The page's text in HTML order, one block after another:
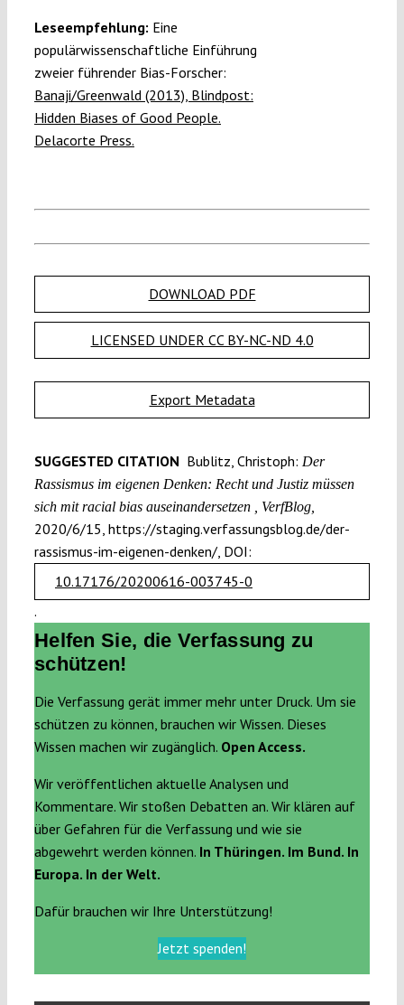
Leseempfehlung: Eine
populärwissenschaftliche Einführung
zweier führender Bias-Forscher:
Banaji/Greenwald (2013), Blindpost:
Hidden Biases of Good People.
Delacorte Press.
DOWNLOAD PDF
LICENSED UNDER CC BY-NC-ND 4.0
Export Metadata
SUGGESTED CITATION Bublitz, Christoph: Der
Rassismus im eigenen Denken: Recht und Justiz müssen
sich mit racial bias auseinandersetzen , VerfBlog,
2020/6/15, https://staging.verfassungsblog.de/der-
rassismus-im-eigenen-denken/, DOI:
10.17176/20200616-003745-0
.
Helfen Sie, die Verfassung zu
schützen!
Die Verfassung gerät immer mehr unter Druck. Um sie
schützen zu können, brauchen wir Wissen. Dieses
Wissen machen wir zugänglich. Open Access.
Wir veröffentlichen aktuelle Analysen und
Kommentare. Wir stoßen Debatten an. Wir klären auf
über Gefahren für die Verfassung und wie sie
abgewehrt werden können. In Thüringen. Im Bund. In
Europa. In der Welt.
Dafür brauchen wir Ihre Unterstützung!
Jetzt spenden!